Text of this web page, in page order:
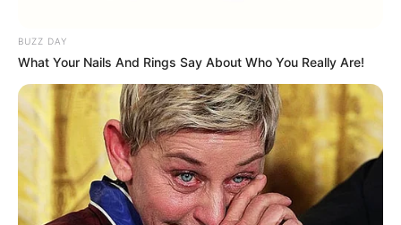
BUZZ DAY
What Your Nails And Rings Say About Who You Really Are!